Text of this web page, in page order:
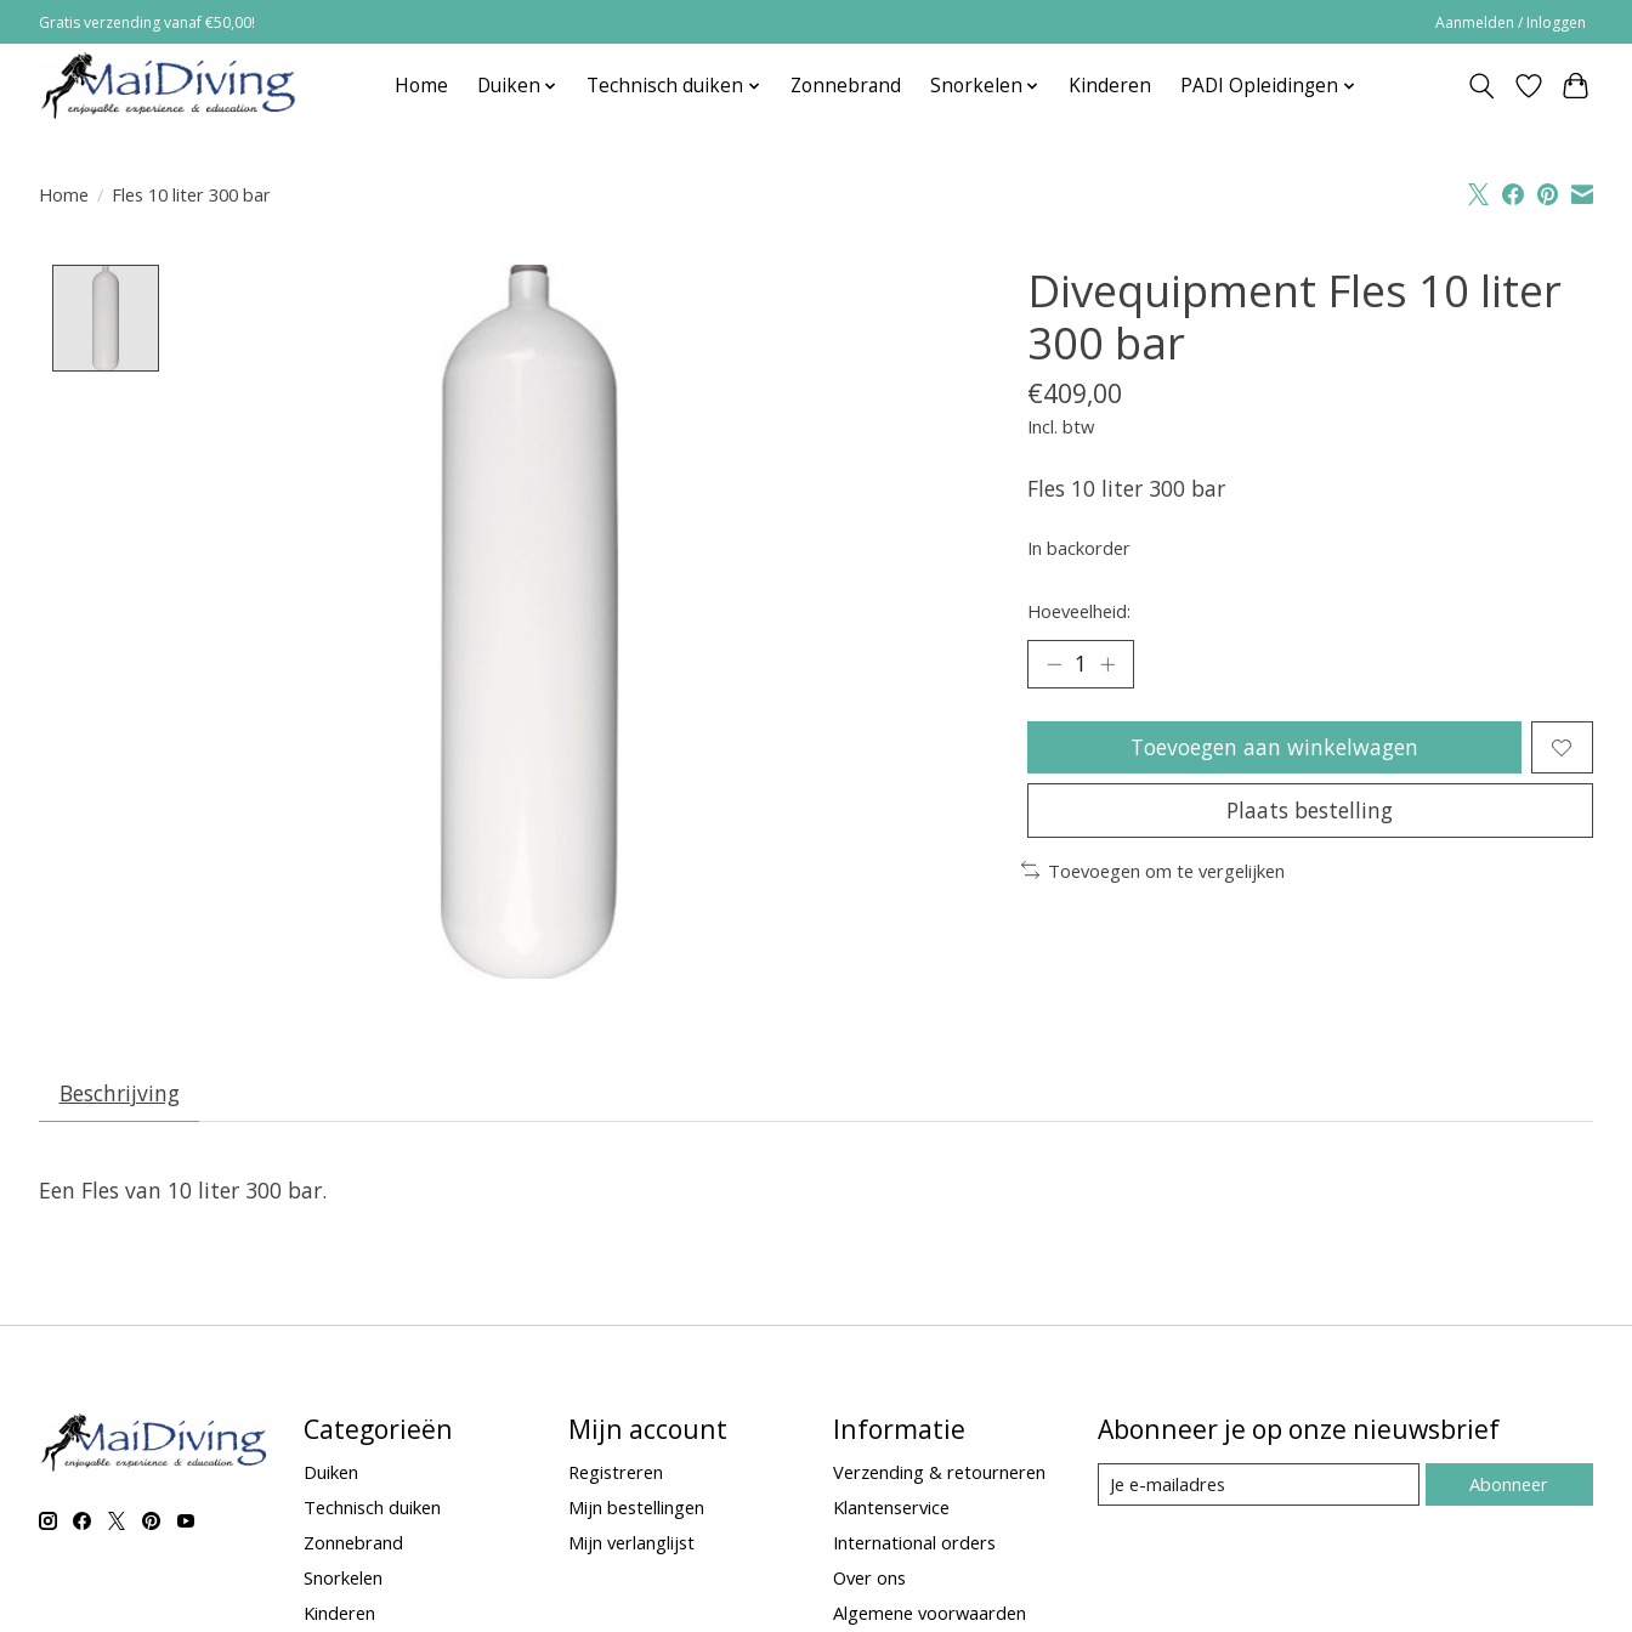
Gratis verzending vanaf €50,00! Aanmelden / Inloggen
Home Duiken Technisch duiken Zonnebrand Snorkelen Kinderen PADI Opleidingen
Home / Fles 10 liter 300 bar
Divequipment Fles 10 liter
300 bar
€409,00
Incl. btw
Fles 10 liter 300 bar
In backorder
Hoeveelheid:
Toevoegen aan winkelwagen
Plaats bestelling
Toevoegen om te vergelijken
Beschrijving
Een Fles van 10 liter 300 bar.
Categorieën
Duiken
Technisch duiken
Zonnebrand
Snorkelen
Kinderen
Mijn account
Registreren
Mijn bestellingen
Mijn verlanglijst
Informatie
Verzending & retourneren
Klantenservice
International orders
Over ons
Algemene voorwaarden
Abonneer je op onze nieuwsbrief
Abonneer